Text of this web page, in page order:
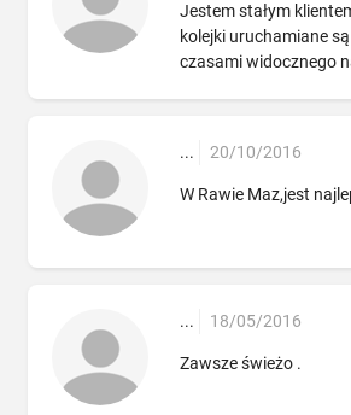
Jestem stałym
kolejki uruchamiane
czasami widocznego
... 20/10/2016
W Rawie Maz,jest
... 18/05/2016
Zawsze świeżo .